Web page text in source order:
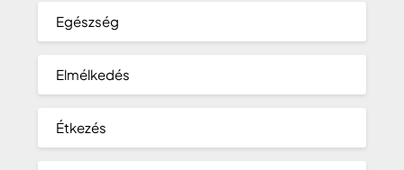
Egészség
Elmélkedés
Étkezés